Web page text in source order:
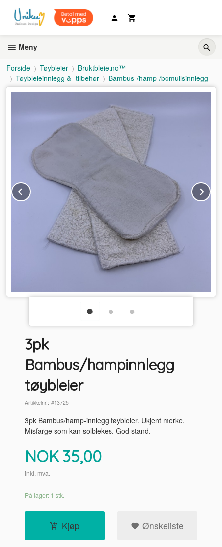
innholdet
Meny
Forside Tøybleier
Bruktbleie.no™
Tøybleieinnlegg & -tilbehør
Bambus-/hamp-/bomullsinnlegg
Prev
3pk
Bambus/hampinnlegg
tøybleier
Artikkelnr.: #13725
3pk Bambus/hamp-innlegg tøybleier. Ukjent merke.
Misfarge som kan solblekes. God stand.
Pris
NOK 35,00
inkl. mva.
På lager: 1 stk.
Kjøp Ønskeliste